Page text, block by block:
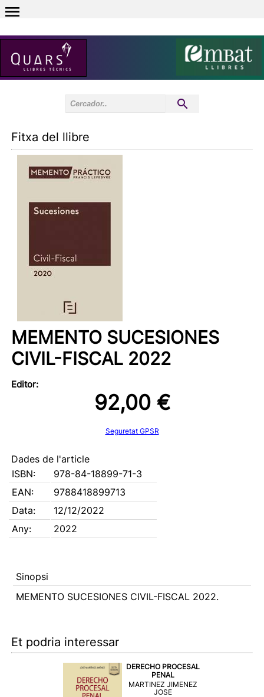
Inici sessió 0
Fitxa del llibre
MEMENTO SUCESIONES
CIVIL-FISCAL 2022
Editor:
92,00 €
Seguretat GPSR
Dades de l'article
ISBN:
978-84-18899-71-3
EAN:
9788418899713
Data:
12/12/2022
Any:
2022
Sinopsi
MEMENTO SUCESIONES CIVIL-FISCAL 2022.
Et podria interessar
DERECHO PROCESAL
PENAL
MARTINEZ JIMENEZ
JOSE